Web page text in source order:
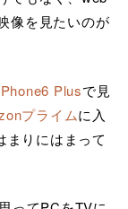
像を見たいのが
Plusで見
プライムに入
まりにはまって